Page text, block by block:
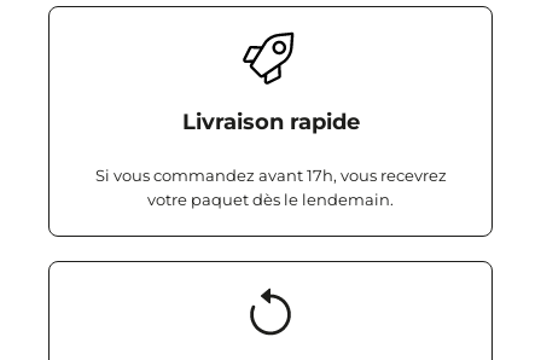
Livraison rapide
Si vous commandez avant 17h, vous recevrez
votre paquet dès le lendemain.